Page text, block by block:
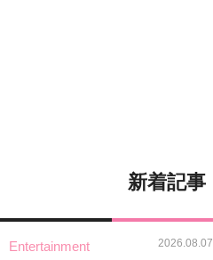
新着記事
Entertainment 2026.08.07